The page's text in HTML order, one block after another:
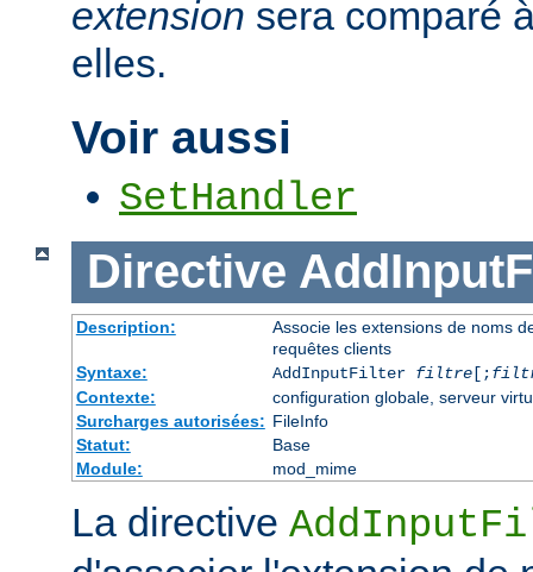
extension sera comparé
elles.
Voir aussi
SetHandler
Directive
Description:
Associe les extensions de noms
requêtes clients
Syntaxe:
AddInputFilter filtre[;
Contexte:
configuration globale, serveur
Surcharges autorisées: FileInfo
Statut:
Base
Module:
mod_mime
La directive